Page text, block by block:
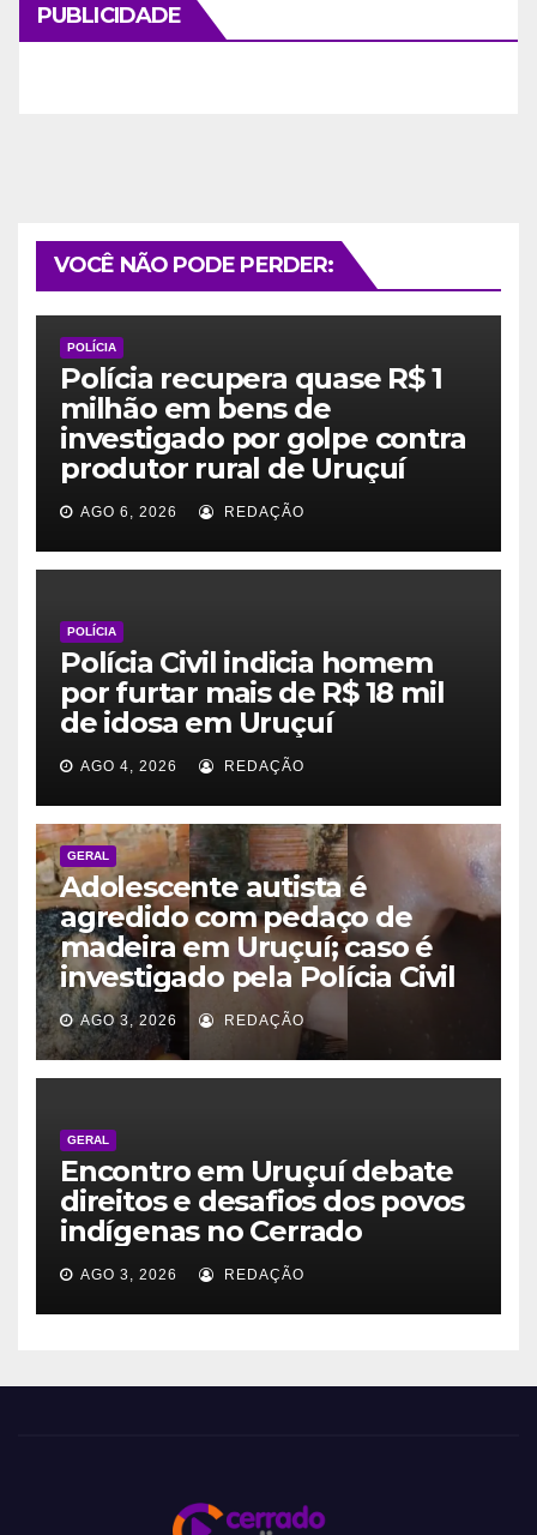
PUBLICIDADE
VOCÊ NÃO PODE PERDER:
POLÍCIA
Polícia recupera quase R$ 1
milhão em bens de
investigado por golpe contra
produtor rural de Uruçuí
AGO 6, 2026 REDAÇÃO
POLÍCIA
Polícia Civil indicia homem
por furtar mais de R$ 18 mil
de idosa em Uruçuí
AGO 4, 2026 REDAÇÃO
GERAL
Adolescente autista é
agredido com pedaço de
madeira em Uruçuí; caso é
investigado pela Polícia Civil
AGO 3, 2026 REDAÇÃO
GERAL
Encontro em Uruçuí debate
direitos e desafios dos povos
indígenas no Cerrado
AGO 3, 2026 REDAÇÃO